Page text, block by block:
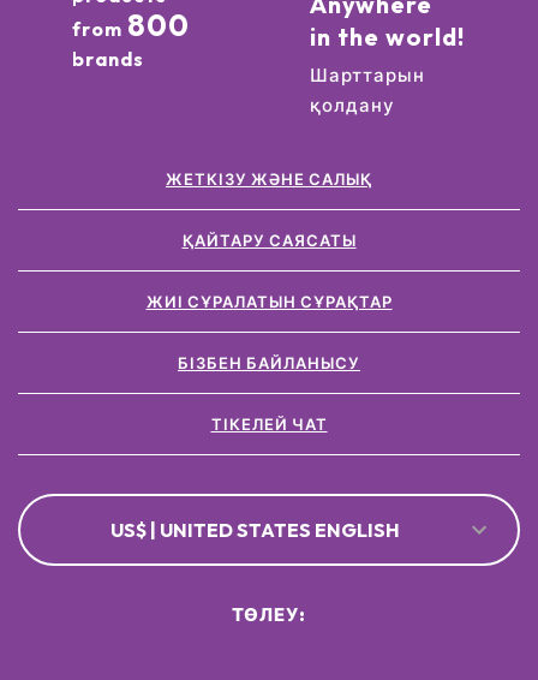
from 800
brands
in the world!
Шарттарын
қолдану
ЖЕТКІЗУ ЖӘНЕ САЛЫҚ
ҚАЙТАРУ САЯСАТЫ
ЖИІ СҰРАЛАТЫН СҰРАҚТАР
БІЗБЕН БАЙЛАНЫСУ
ТІКЕЛЕЙ ЧАТ
US$ | UNITED STATES ENGLISH
ТӨЛЕУ: